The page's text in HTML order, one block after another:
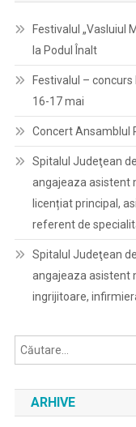
Festivalul „Vasluiul
la Podul Înalt
Festivalul –
16-17 mai
Concert Ansamblul
Spitalul Judeţean
angajeaza asistent
licențiat principal,
referent de
Spitalul Judeţean
angajeaza asistent
ingrijitoare,
ARHIVE